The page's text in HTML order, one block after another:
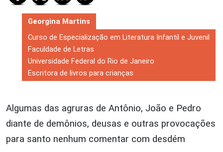
Georgina Martins
Curso de Especialização em Literatura Infantil e Juvenil
Faculdade de Letras
Universidade Federal do Rio de Janeiro
Escritora de livros para crianças
Algumas das agruras de Antônio, João e Pedro
diante de demônios, deusas e outras provocações
para santo nenhum comentar com desdém